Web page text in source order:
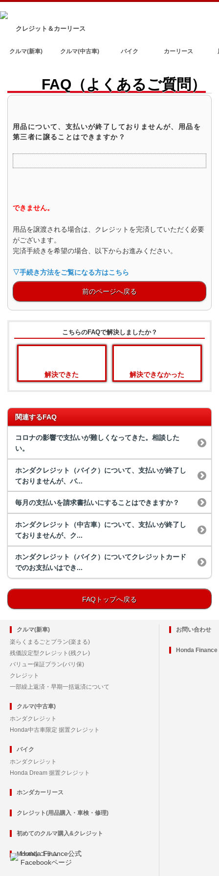
クレジット＆カーリース
クルマ(新車) クルマ(中古車) バイク カーリース
FAQ（よくあるご質問）
用品について、支払いが終了しておりませんが、用品を
第三者に譲ることはできますか？
できません。
用品を譲渡される場合は、クレジットを完済していただく必要
がございます。
完済手続きを希望の場合、以下からお進みください。
▽手続き方法をご覧になる方はこちら
前のページへ戻る
こちらのFAQで解決しましたか？
解決できた 解決できなかった
関連するFAQ
コロナの影響で支払いが難しくなってきた。相談した
い。
ホンダクレジット（バイク）について、支払いが終了し
ておりませんが、バ...
毎月の支払いを請求書払いにすることはできますか？
ホンダクレジット（中古車）について、支払いが終了し
ておりませんが、ク...
ホンダクレジット（バイク）についてクレジットカード
でのお支払いはでき...
FAQトップへ戻る
クルマ(新車)
楽らくまるごとプラン(楽まる)
残価設定型クレジット(残クレ)
バリュー保証プラン(バリ保)
クレジット
一部繰上返済・早期一括返済について
クルマ(中古車)
ホンダクレジット
Honda中古車限定 据置クレジット
バイク
ホンダクレジット
Honda Dream 据置クレジット
ホンダカーリース
クレジット(用品購入・車検・修理)
初めてのクルマ購入&クレジット
Monthly コラム
お問い合わせ
Honda Finance
Honda Finance公式
Facebookページ